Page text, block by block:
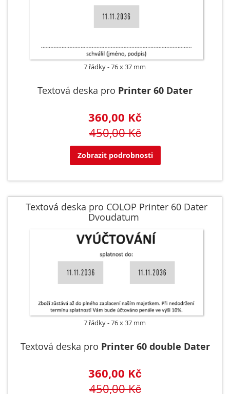
7 řádky 76 x 37 mm
Textová deska pro Printer 60 Dater
360,00 Kč
450,00 Kč
Zobrazit podrobnosti
Textová deska pro COLOP Printer 60 Dater
Dvoudatum
7 řádky 76 x 37 mm
Textová deska pro Printer 60 double Dater
360,00 Kč
450,00 Kč